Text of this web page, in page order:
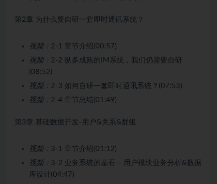
第2章 为什么要自研一套即时通讯系统？
视频： 2-1 章节介绍(00:57)
视频： 2-2 纵多成熟的IM系统，我们仍需要自研
(08:52)
视频： 2-3 如何自研一套即时通讯系统？(07:53)
视频： 2-4 章节总结(01:49)
第3章 基础数据开发-用户&关系&群组
视频： 3-1 章节介绍(01:12)
视频： 3-2 业务系统的基石 – 用户模块业务分析&数据
库设计(04:47)